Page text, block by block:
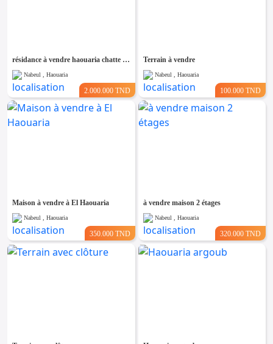
résidance à vendre haouaria chatte guebli
Nabeul , Haouaria
2.000.000 TND
Terrain à vendre
Nabeul , Haouaria
100.000 TND
Maison à vendre à El Haouaria
Nabeul , Haouaria
350.000 TND
à vendre maison 2 étages
Nabeul , Haouaria
320.000 TND